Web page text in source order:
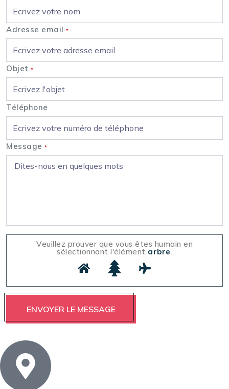
Adresse email *
Objet *
Téléphone
Message *
Veuillez prouver que vous êtes humain en
sélectionnant l'élément arbre.